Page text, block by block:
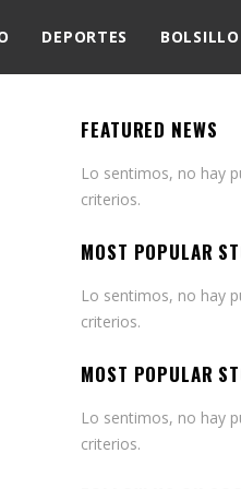
DEPORTES BOLSILLO
FEATURED NEWS
Lo sentimos, no hay
criterios.
MOST POPULAR
Lo sentimos, no hay
criterios.
MOST POPULAR
Lo sentimos, no hay
criterios.